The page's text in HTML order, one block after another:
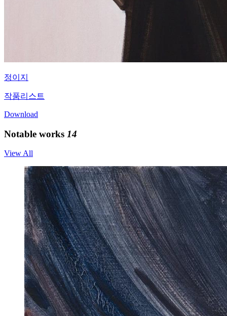
정이지
작품리스트
Download
Notable works 14
View All